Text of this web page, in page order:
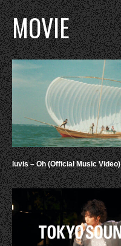
MOVIE
luvis – Oh (Official Music Video)